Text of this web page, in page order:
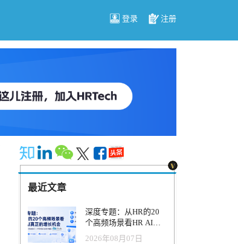
登录 注册
最近文章
深度专题：从HR的20
个高频场景看HR AI真
正的增长机会
2026年08月07日